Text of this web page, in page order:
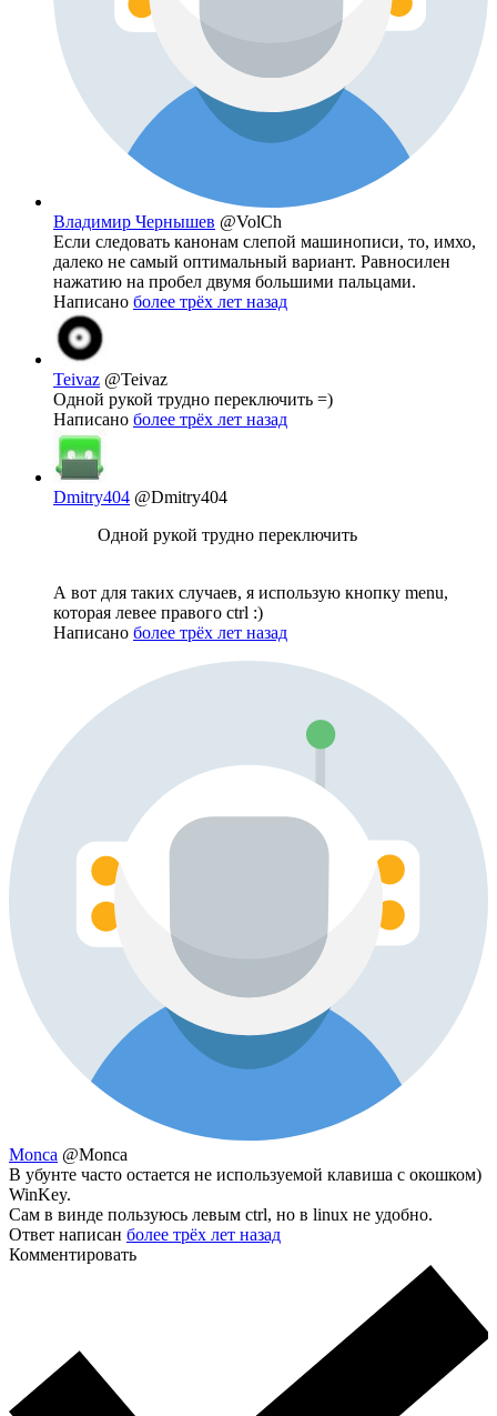
Владимир Чернышев @VolCh
Если следовать канонам слепой машинописи, то, имхо,
далеко не самый оптимальный вариант. Равносилен
нажатию на пробел двумя большими пальцами.
Написано более трёх лет назад
Teivaz @Teivaz
Одной рукой трудно переключить =)
Написано более трёх лет назад
Dmitry404 @Dmitry404
Одной рукой трудно переключить
А вот для таких случаев, я использую кнопку menu,
которая левее правого ctrl :)
Написано более трёх лет назад
Monca @Monca
В убунте часто остается не используемой клавиша с окошком)
WinKey.
Сам в винде пользуюсь левым ctrl, но в linux не удобно.
Ответ написан более трёх лет назад
Комментировать